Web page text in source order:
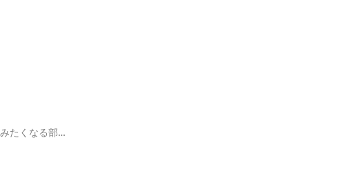
【ハノイ】 憧れの住宅探訪／～住みたくなる部屋～1月号